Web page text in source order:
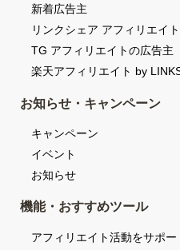
新着広告主
リンクシェア アフィリエイ
TG アフィリエイトの広告主
楽天アフィリエイト by
お知らせ・キャンペーン
キャンペーン
イベント
お知らせ
機能・おすすめツール
アフィリエイト活動をサポ